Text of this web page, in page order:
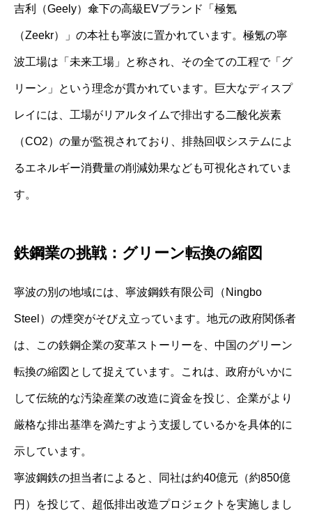
吉利（Geely）傘下の高級EVブランド「極氪
（Zeekr）」の本社も寧波に置かれています。極氪の寧
波工場は「未来工場」と称され、その全ての工程で「グ
リーン」という理念が貫かれています。巨大なディスプ
レイには、工場がリアルタイムで排出する二酸化炭素
（CO2）の量が監視されており、排熱回収システムによ
るエネルギー消費量の削減効果なども可視化されていま
す。
鉄鋼業の挑戦：グリーン転換の縮図
寧波の別の地域には、寧波鋼鉄有限公司（Ningbo
Steel）の煙突がそびえ立っています。地元の政府関係者
は、この鉄鋼企業の変革ストーリーを、中国のグリーン
転換の縮図として捉えています。これは、政府がいかに
して伝統的な汚染産業の改造に資金を投じ、企業がより
厳格な排出基準を満たすよう支援しているかを具体的に
示しています。
寧波鋼鉄の担当者によると、同社は約40億元（約850億
円）を投じて、超低排出改造プロジェクトを実施しまし